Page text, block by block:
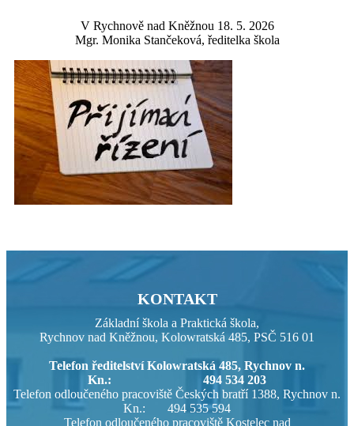
V Rychnově nad Kněžnou 18. 5. 2026
Mgr. Monika Stančeková, ředitelka škola
KONTAKT
Základní škola a Praktická škola,
Rychnov nad Kněžnou, Kolowratská 485, PSČ 516 01
Telefon ředitelství Kolowratská 485, Rychnov n.
Kn.: 494 534 203
Telefon odloučeného pracoviště Českých bratří 1388, Rychnov n.
Kn.: 494 535 594
Telefon odloučeného pracoviště Kostelec nad